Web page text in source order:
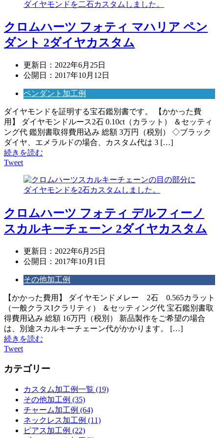
クロムハーツ フォティ マハリア ペン
ダント 2ダイヤカスタム
更新日： 2022年6月25日
公開日： 2017年10月12日
ペンダント加工例
ダイヤモンドを証明する宝石鑑別書です。 【かかった費
用】 ダイヤモンドルース2石 0.10ct（カラット） ＆セッティ
ング代 鑑別書取得費用込み 総額 3万円（税別） ◇ブラック
ダイヤ、エメラルドの場合、カスタム代は 3 […]
続きを読む
Tweet
クロムハーツ フォティ デルフィーノ
スカルキーチェーン 2ダイヤカスタム
更新日： 2022年6月25日
公開日： 2017年10月1日
その他加工例
【かかった費用】 ダイヤモンドメレー 2石 0.565カラット
（一般クラスIクラリティ） ＆セッティング代 宝石鑑別書取
得費用込み 総額 16万円（税別） 新品製作をご希望の場合
は、別途スカルキーチェーン代がかかります。 […]
続きを読む
Tweet
カテゴリー
カスタム加工例一覧 (19)
その他加工例 (35)
チャーム加工例 (64)
ネックレス加工例 (11)
ピアス加工例 (22)